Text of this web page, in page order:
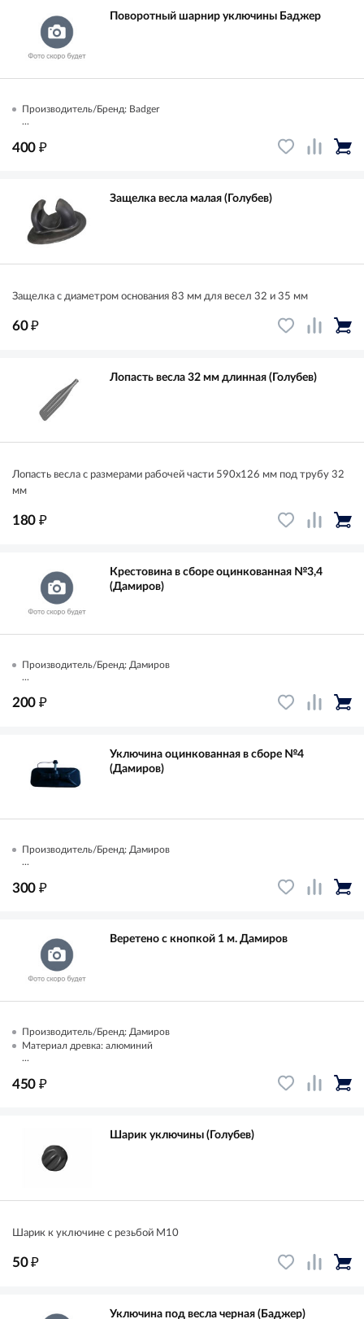
Поворотный шарнир уключины Баджер
Производитель/Бренд: Badger
...
400 ₽
Защелка весла малая (Голубев)
Защелка с диаметром основания 83 мм для весел 32 и 35 мм
60₽
Лопасть весла 32 мм длинная (Голубев)
Лопасть весла с размерами рабочей части 590х126 мм под трубу 32
мм
180 ₽
Крестовина в сборе оцинкованная №3,4
(Дамиров)
Производитель/Бренд: Дамиров
...
200 ₽
Уключина оцинкованная в сборе №4
(Дамиров)
Производитель/Бренд: Дамиров
...
300 ₽
Веретено с кнопкой 1 м. Дамиров
Производитель/Бренд: Дамиров
Материал древка: алюминий
...
450 ₽
Шарик уключины (Голубев)
Шарик к уключине с резьбой М10
50₽
Уключина под весла черная (Баджер)